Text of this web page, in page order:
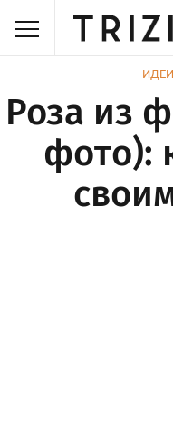
ИДЕИ
Роза из
фото):